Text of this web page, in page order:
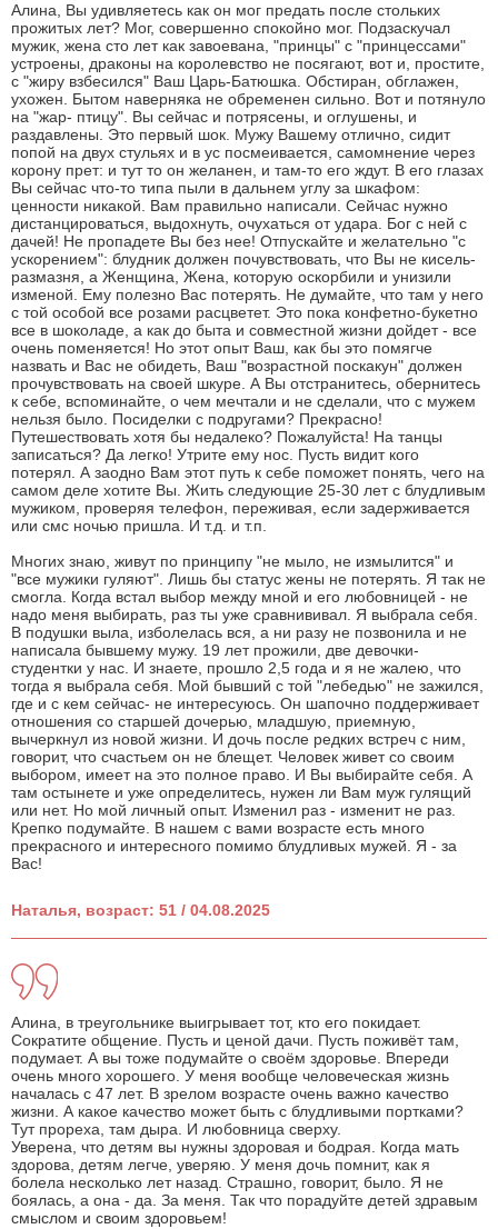
Алина, Вы удивляетесь как он мог предать после стольких
прожитых лет? Мог, совершенно спокойно мог. Подзаскучал
мужик, жена сто лет как завоевана, "принцы" с "принцессами"
устроены, драконы на королевство не посягают, вот и, простите,
с "жиру взбесился" Ваш Царь-Батюшка. Обстиран, обглажен,
ухожен. Бытом наверняка не обременен сильно. Вот и потянуло
на "жар- птицу". Вы сейчас и потрясены, и оглушены, и
раздавлены. Это первый шок. Мужу Вашему отлично, сидит
попой на двух стульях и в ус посмеивается, самомнение через
корону прет: и тут то он желанен, и там-то его ждут. В его глазах
Вы сейчас что-то типа пыли в дальнем углу за шкафом:
ценности никакой. Вам правильно написали. Сейчас нужно
дистанцироваться, выдохнуть, очухаться от удара. Бог с ней с
дачей! Не пропадете Вы без нее! Отпускайте и желательно "с
ускорением": блудник должен почувствовать, что Вы не кисель-
размазня, а Женщина, Жена, которую оскорбили и унизили
изменой. Ему полезно Вас потерять. Не думайте, что там у него
с той особой все розами расцветет. Это пока конфетно-букетно
все в шоколаде, а как до быта и совместной жизни дойдет - все
очень поменяется! Но этот опыт Ваш, как бы это помягче
назвать и Вас не обидеть, Ваш "возрастной поскакун" должен
прочувствовать на своей шкуре. А Вы отстранитесь, обернитесь
к себе, вспоминайте, о чем мечтали и не сделали, что с мужем
нельзя было. Посиделки с подругами? Прекрасно!
Путешествовать хотя бы недалеко? Пожалуйста! На танцы
записаться? Да легко! Утрите ему нос. Пусть видит кого
потерял. А заодно Вам этот путь к себе поможет понять, чего на
самом деле хотите Вы. Жить следующие 25-30 лет с блудливым
мужиком, проверяя телефон, переживая, если задерживается
или смс ночью пришла. И т.д. и т.п.
Многих знаю, живут по принципу "не мыло, не измылится" и
"все мужики гуляют". Лишь бы статус жены не потерять. Я так не
смогла. Когда встал выбор между мной и его любовницей - не
надо меня выбирать, раз ты уже сравнививал. Я выбрала себя.
В подушки выла, изболелась вся, а ни разу не позвонила и не
написала бывшему мужу. 19 лет прожили, две девочки-
студентки у нас. И знаете, прошло 2,5 года и я не жалею, что
тогда я выбрала себя. Мой бывший с той "лебедью" не зажился,
где и с кем сейчас- не интересуюсь. Он шапочно поддерживает
отношения со старшей дочерью, младшую, приемную,
вычеркнул из новой жизни. И дочь после редких встреч с ним,
говорит, что счастьем он не блещет. Человек живет со своим
выбором, имеет на это полное право. И Вы выбирайте себя. А
там остынете и уже определитесь, нужен ли Вам муж гулящий
или нет. Но мой личный опыт. Изменил раз - изменит не раз.
Крепко подумайте. В нашем с вами возрасте есть много
прекрасного и интересного помимо блудливых мужей. Я - за
Вас!
Наталья, возраст: 51 / 04.08.2025
Алина, в треугольнике выигрывает тот, кто его покидает.
Сократите общение. Пусть и ценой дачи. Пусть поживёт там,
подумает. А вы тоже подумайте о своём здоровье. Впереди
очень много хорошего. У меня вообще человеческая жизнь
началась с 47 лет. В зрелом возрасте очень важно качество
жизни. А какое качество может быть с блудливыми портками?
Тут прореха, там дыра. И любовница сверху.
Уверена, что детям вы нужны здоровая и бодрая. Когда мать
здорова, детям легче, уверяю. У меня дочь помнит, как я
болела несколько лет назад. Страшно, говорит, было. Я не
боялась, а она - да. За меня. Так что порадуйте детей здравым
смыслом и своим здоровьем!